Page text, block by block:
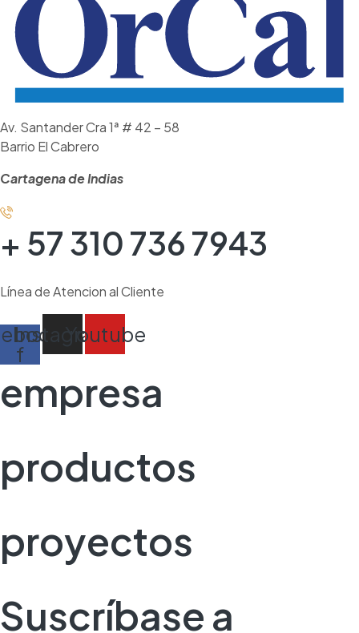
Av. Santander Cra 1ª # 42 – 58
Barrio El Cabrero
Cartagena de Indias
+ 57 310 736 7943
Línea de Atencion al Cliente
f
Instagram
Youtube
empresa
productos
proyectos
Suscríbase a